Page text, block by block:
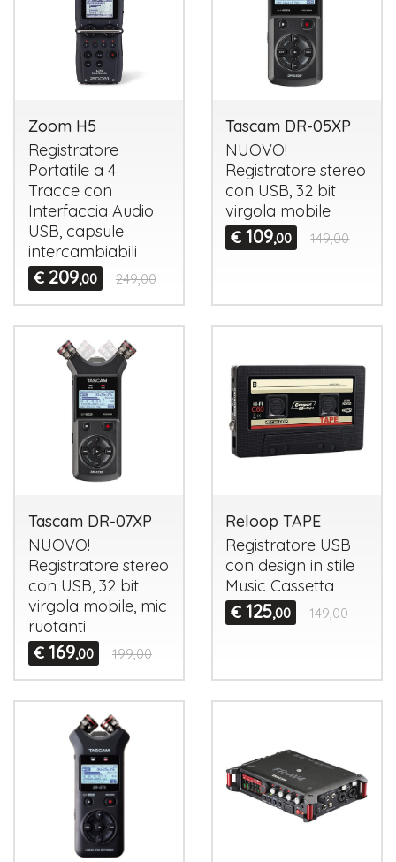
Zoom H5
Registratore
Portatile a 4
Tracce con
Interfaccia Audio
USB, capsule
intercambiabili
€ 209,00 249,00
Tascam DR-05XP
NUOVO!
Registratore stereo
con USB, 32 bit
virgola mobile
€ 109,00 149,00
Tascam DR-07XP
NUOVO!
Registratore stereo
con USB, 32 bit
virgola mobile, mic
ruotanti
€ 169,00 199,00
Reloop TAPE
Registratore USB
con design in stile
Music Cassetta
€ 125,00 149,00